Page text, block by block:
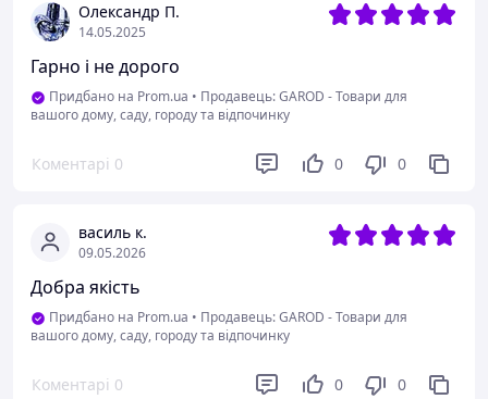
Олександр П.
14.05.2025
Гарно і не дорого
Придбано на Prom.ua • Продавець: GAROD - Товари для
вашого дому, саду, городу та відпочинку
Коментарі 0 0 0
василь к.
09.05.2026
Добра якість
Придбано на Prom.ua • Продавець: GAROD - Товари для
вашого дому, саду, городу та відпочинку
Коментарі 0 0 0